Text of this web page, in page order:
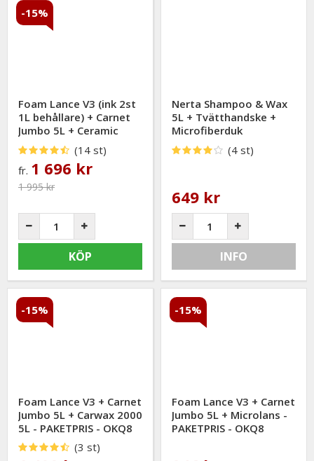
-15%
Foam Lance V3 (ink 2st
1L behållare) + Carnet
Jumbo 5L + Ceramic
Wax 5L - PAKETPRIS
(14 st)
fr. 1 696 kr
1 995 kr
KÖP
Nerta Shampoo & Wax
5L + Tvätthandske +
Microfiberduk
PAKETPRIS (4 st)
649 kr
INFO
-15%
Foam Lance V3 + Carnet
Jumbo 5L + Carwax 2000
5L - PAKETPRIS - OKQ8
(3 st)
-15%
Foam Lance V3 + Carnet
Jumbo 5L + Microlans -
PAKETPRIS - OKQ8